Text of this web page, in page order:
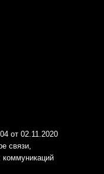
от 02.11.2020
связи,